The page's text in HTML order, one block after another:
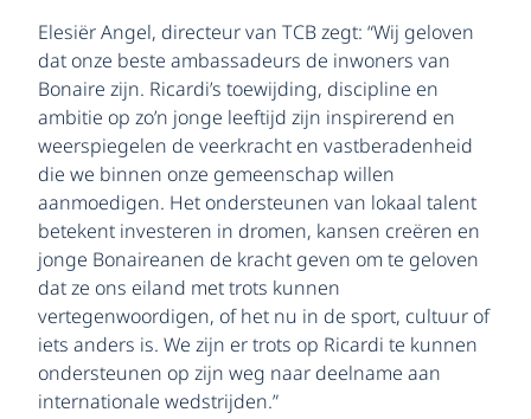
Elesiër Angel, directeur van TCB zegt: “Wij geloven
dat onze beste ambassadeurs de inwoners van
Bonaire zijn. Ricardi’s toewijding, discipline en
ambitie op zo’n jonge leeftijd zijn inspirerend en
weerspiegelen de veerkracht en vastberadenheid
die we binnen onze gemeenschap willen
aanmoedigen. Het ondersteunen van lokaal talent
betekent investeren in dromen, kansen creëren en
jonge Bonaireanen de kracht geven om te geloven
dat ze ons eiland met trots kunnen
vertegenwoordigen, of het nu in de sport, cultuur of
iets anders is. We zijn er trots op Ricardi te kunnen
ondersteunen op zijn weg naar deelname aan
internationale wedstrijden.”